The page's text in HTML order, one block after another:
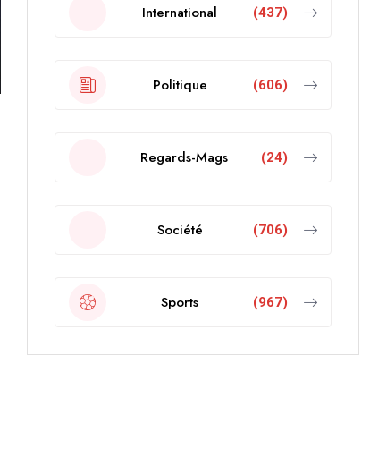
International (437)
Politique (606)
Regards-Mags (24)
Société (706)
Sports (967)